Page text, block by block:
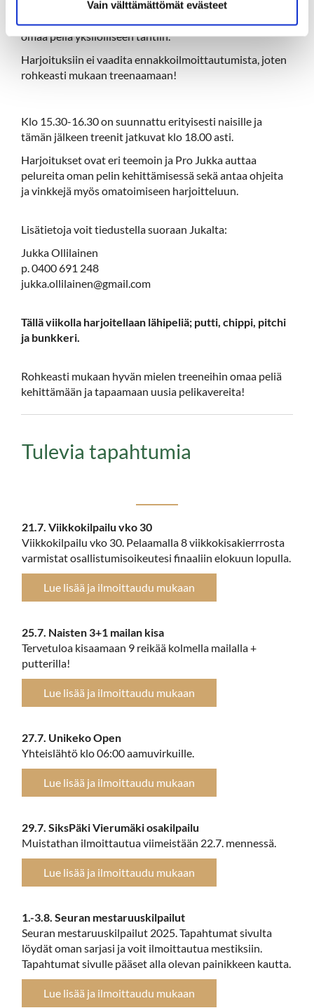
Vain välttämättömät evästeet
Pro Jukanvetämissä perjantaitreeneissä kehitetään
omaa peliä yksilölliseen tahtiin.
Harjoituksiin ei vaadita ennakkoilmoittautumista, joten
rohkeasti mukaan treenaamaan!
Klo 15.30-16.30 on suunnattu erityisesti naisille ja
tämän jälkeen treenit jatkuvat klo 18.00 asti.
Harjoitukset ovat eri teemoin ja Pro Jukka auttaa
pelureita oman pelin kehittämisessä sekä antaa ohjeita
ja vinkkejä myös omatoimiseen harjoitteluun.
Lisätietoja voit tiedustella suoraan Jukalta:
Jukka Ollilainen
p. 0400 691 248
jukka.ollilainen@gmail.com
Tällä viikolla harjoitellaan lähipeliä; putti, chippi, pitchi
ja bunkkeri.
Rohkeasti mukaan hyvän mielen treeneihin omaa peliä
kehittämään ja tapaamaan uusia pelikavereita!​​​​​​​
Tulevia tapahtumia
21.7. Viikkokilpailu vko 30
Viikkokilpailu vko 30. Pelaamalla 8 viikkokisakierrrosta
varmistat osallistumisoikeutesi finaaliin elokuun lopulla.
Lue lisää ja ilmoittaudu mukaan
25.7. Naisten 3+1 mailan kisa
Tervetuloa kisaamaan 9 reikää kolmella mailalla +
putterilla!
Lue lisää ja ilmoittaudu mukaan
27.7. Unikeko Open
Yhteislähtö klo 06:00 aamuvirkuille.
Lue lisää ja ilmoittaudu mukaan
29.7. SiksPäki Vierumäki osakilpailu
Muistathan ilmoittautua viimeistään 22.7. mennessä.
Lue lisää ja ilmoittaudu mukaan
1.-3.8. Seuran mestaruuskilpailut
Seuran mestaruuskilpailut 2025. Tapahtumat sivulta
löydät oman sarjasi ja voit ilmoittautua mestiksiin.
Tapahtumat sivulle pääset alla olevan painikkeen kautta.
Lue lisää ja ilmoittaudu mukaan